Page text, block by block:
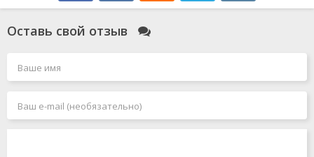
Оставь свой отзыв